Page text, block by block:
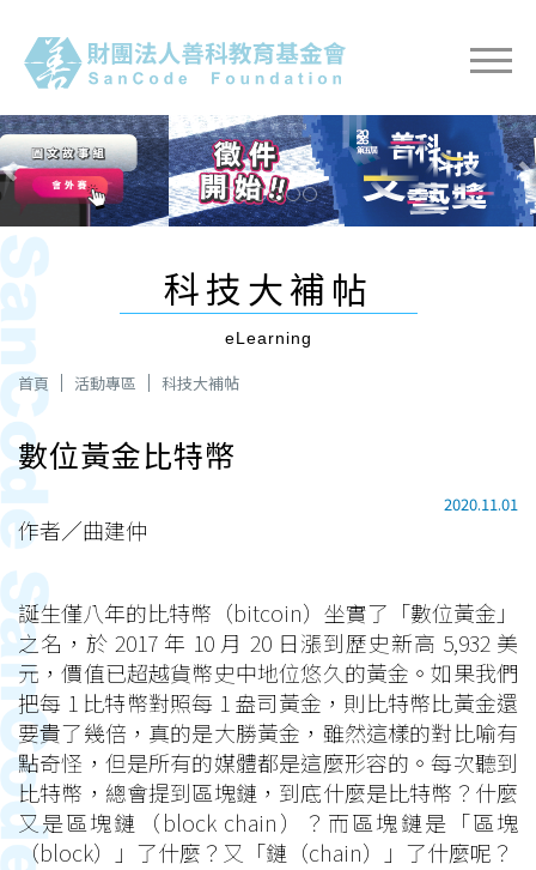
Previous Next
科技大補帖
eLearning
首頁 活動專區 科技大補帖
數位黃金比特幣
2020.11.01
作者∕曲建仲
誕生僅八年的比特幣（bitcoin）坐實了「數位黃金」
之名，於 2017 年 10 月 20 日漲到歷史新高 5,932 美
元，價值已超越貨幣史中地位悠久的黃金。如果我們
把每 1 比特幣對照每 1 盎司黃金，則比特幣比黃金還
要貴了幾倍，真的是大勝黃金，雖然這樣的對比喻有
點奇怪，但是所有的媒體都是這麼形容的。每次聽到
比特幣，總會提到區塊鏈，到底什麼是比特幣？什麼
又是區塊鏈（block chain）？而區塊鏈是「區塊
（block）」了什麼？又「鏈（chain）」了什麼呢？